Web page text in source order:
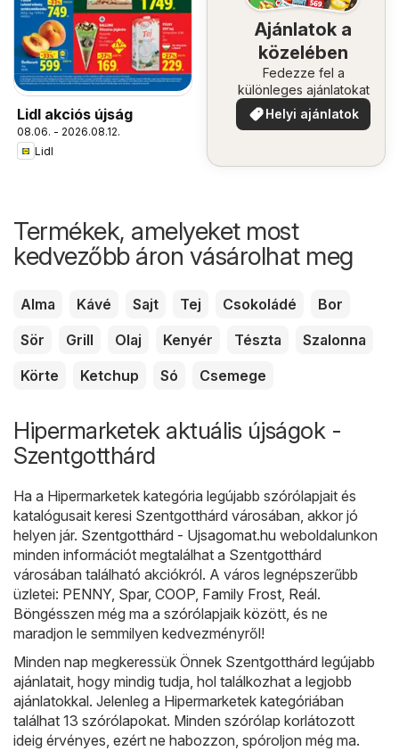
Lidl akciós újság
08.06. - 2026.08.12.
Lidl
Ajánlatok a
közelében
Fedezze fel a
különleges ajánlatokat
Helyi ajánlatok
Termékek, amelyeket most
kedvezőbb áron vásárolhat meg
Alma Kávé Sajt Tej Csokoládé
Bor
Sör
Grill Olaj Kenyér Tészta
Szalonna
Körte
Ketchup Só Csemege
Hipermarketek aktuális újságok -
Szentgotthárd
Ha a Hipermarketek kategória legújabb szórólapjait és
katalógusait keresi Szentgotthárd városában, akkor jó
helyen jár. Szentgotthárd - Ujsagomat.hu weboldalunkon
minden információt megtalálhat a Szentgotthárd
városában található akciókról. A város legnépszerűbb
üzletei: PENNY, Spar, COOP, Family Frost, Reál.
Böngésszen még ma a szórólapjaik között, és ne
maradjon le semmilyen kedvezményről!
Minden nap megkeressük Önnek Szentgotthárd legújabb
ajánlatait, hogy mindig tudja, hol találkozhat a legjobb
ajánlatokkal. Jelenleg a Hipermarketek kategóriában
találhat 13 szórólapokat. Minden szórólap korlátozott
ideig érvényes, ezért ne habozzon, spóroljon még ma.